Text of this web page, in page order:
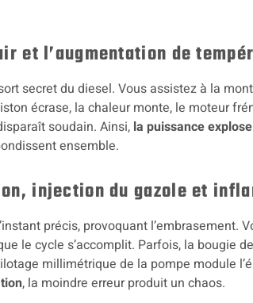
et l’augmentation de
secret du diesel. Vous assistez à la
écrase, la chaleur monte, le moteur
soudain. Ainsi, la puissance explose
ensemble.
injection du gazole et
précis, provoquant l’embrasement.
le cycle s’accomplit. Parfois, la bougie
millimétrique de la pompe module
, la moindre erreur produit un chaos.